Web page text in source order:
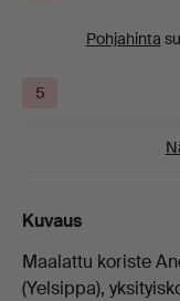
Pohjahinta
5
Kuvaus
Maalattu koriste
(Yelsippa),